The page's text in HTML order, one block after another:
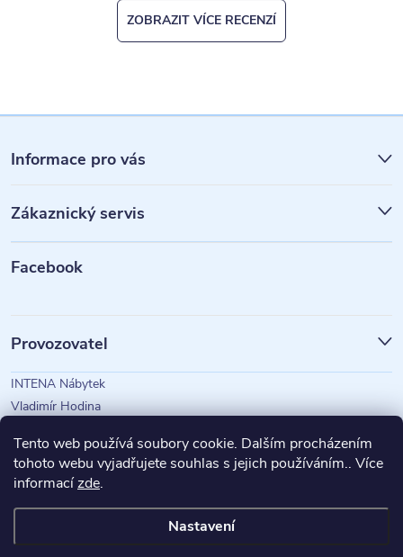
Tento web používá soubory cookie. Dalším procházením
tohoto webu vyjadřujete souhlas s jejich používáním.. Více
informacízde.
Nastavení
ZOBRAZIT VÍCE RECENZÍ
á
p
a
Informace pro vás
Zákaznický servis
Facebook
Provozovatel
INTENA Nábytek
Vladimír Hodina